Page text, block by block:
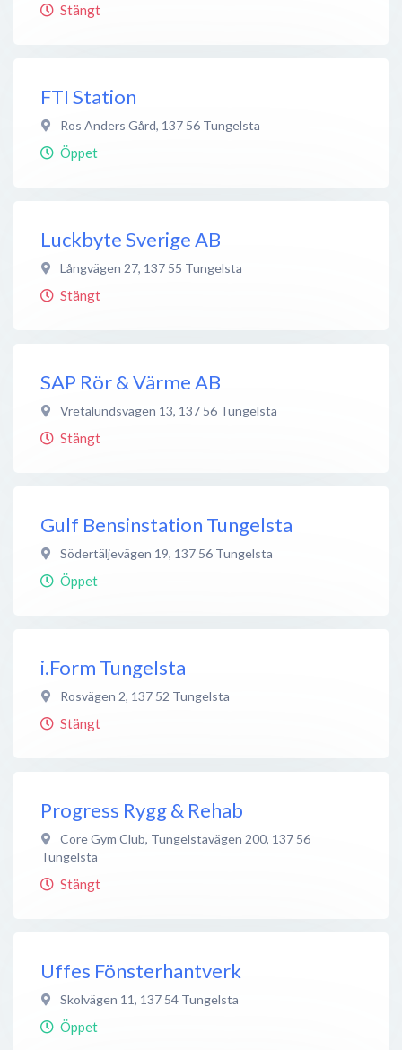
Stängt
FTI Station
Ros Anders Gård, 137 56 Tungelsta
Öppet
Luckbyte Sverige AB
Långvägen 27, 137 55 Tungelsta
Stängt
SAP Rör & Värme AB
Vretalundsvägen 13, 137 56 Tungelsta
Stängt
Gulf Bensinstation Tungelsta
Södertäljevägen 19, 137 56 Tungelsta
Öppet
i.Form Tungelsta
Rosvägen 2, 137 52 Tungelsta
Stängt
Progress Rygg & Rehab
Core Gym Club, Tungelstavägen 200, 137 56
Tungelsta
Stängt
Uffes Fönsterhantverk
Skolvägen 11, 137 54 Tungelsta
Öppet